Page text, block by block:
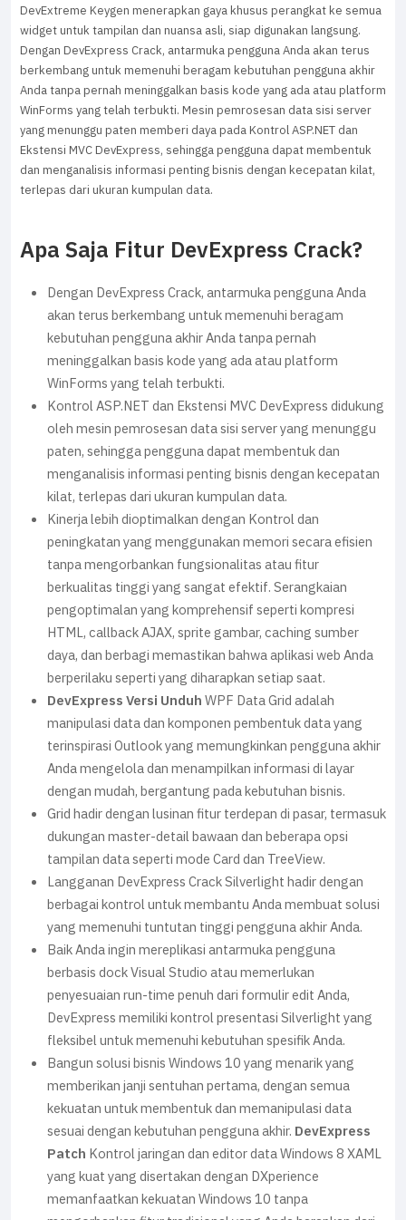
DevExtreme Keygen menerapkan gaya khusus perangkat ke semua
widget untuk tampilan dan nuansa asli, siap digunakan langsung.
Dengan DevExpress Crack, antarmuka pengguna Anda akan terus
berkembang untuk memenuhi beragam kebutuhan pengguna akhir
Anda tanpa pernah meninggalkan basis kode yang ada atau platform
WinForms yang telah terbukti. Mesin pemrosesan data sisi server
yang menunggu paten memberi daya pada Kontrol ASP.NET dan
Ekstensi MVC DevExpress, sehingga pengguna dapat membentuk
dan menganalisis informasi penting bisnis dengan kecepatan kilat,
terlepas dari ukuran kumpulan data.
Apa Saja Fitur DevExpress Crack?
Dengan DevExpress Crack, antarmuka pengguna Anda
akan terus berkembang untuk memenuhi beragam
kebutuhan pengguna akhir Anda tanpa pernah
meninggalkan basis kode yang ada atau platform
WinForms yang telah terbukti.
Kontrol ASP.NET dan Ekstensi MVC DevExpress didukung
oleh mesin pemrosesan data sisi server yang menunggu
paten, sehingga pengguna dapat membentuk dan
menganalisis informasi penting bisnis dengan kecepatan
kilat, terlepas dari ukuran kumpulan data.
Kinerja lebih dioptimalkan dengan Kontrol dan
peningkatan yang menggunakan memori secara efisien
tanpa mengorbankan fungsionalitas atau fitur
berkualitas tinggi yang sangat efektif. Serangkaian
pengoptimalan yang komprehensif seperti kompresi
HTML, callback AJAX, sprite gambar, caching sumber
daya, dan berbagi memastikan bahwa aplikasi web Anda
berperilaku seperti yang diharapkan setiap saat.
DevExpress Versi UnduhWPF Data Grid adalah
manipulasi data dan komponen pembentuk data yang
terinspirasi Outlook yang memungkinkan pengguna akhir
Anda mengelola dan menampilkan informasi di layar
dengan mudah, bergantung pada kebutuhan bisnis.
Grid hadir dengan lusinan fitur terdepan di pasar, termasuk
dukungan master-detail bawaan dan beberapa opsi
tampilan data seperti mode Card dan TreeView.
Langganan DevExpress Crack Silverlight hadir dengan
berbagai kontrol untuk membantu Anda membuat solusi
yang memenuhi tuntutan tinggi pengguna akhir Anda.
Baik Anda ingin mereplikasi antarmuka pengguna
berbasis dock Visual Studio atau memerlukan
penyesuaian run-time penuh dari formulir edit Anda,
DevExpress memiliki kontrol presentasi Silverlight yang
fleksibel untuk memenuhi kebutuhan spesifik Anda.
Bangun solusi bisnis Windows 10 yang menarik yang
memberikan janji sentuhan pertama, dengan semua
kekuatan untuk membentuk dan memanipulasi data
sesuai dengan kebutuhan pengguna akhir. DevExpress
Patch Kontrol jaringan dan editor data Windows 8 XAML
yang kuat yang disertakan dengan DXperience
memanfaatkan kekuatan Windows 10 tanpa